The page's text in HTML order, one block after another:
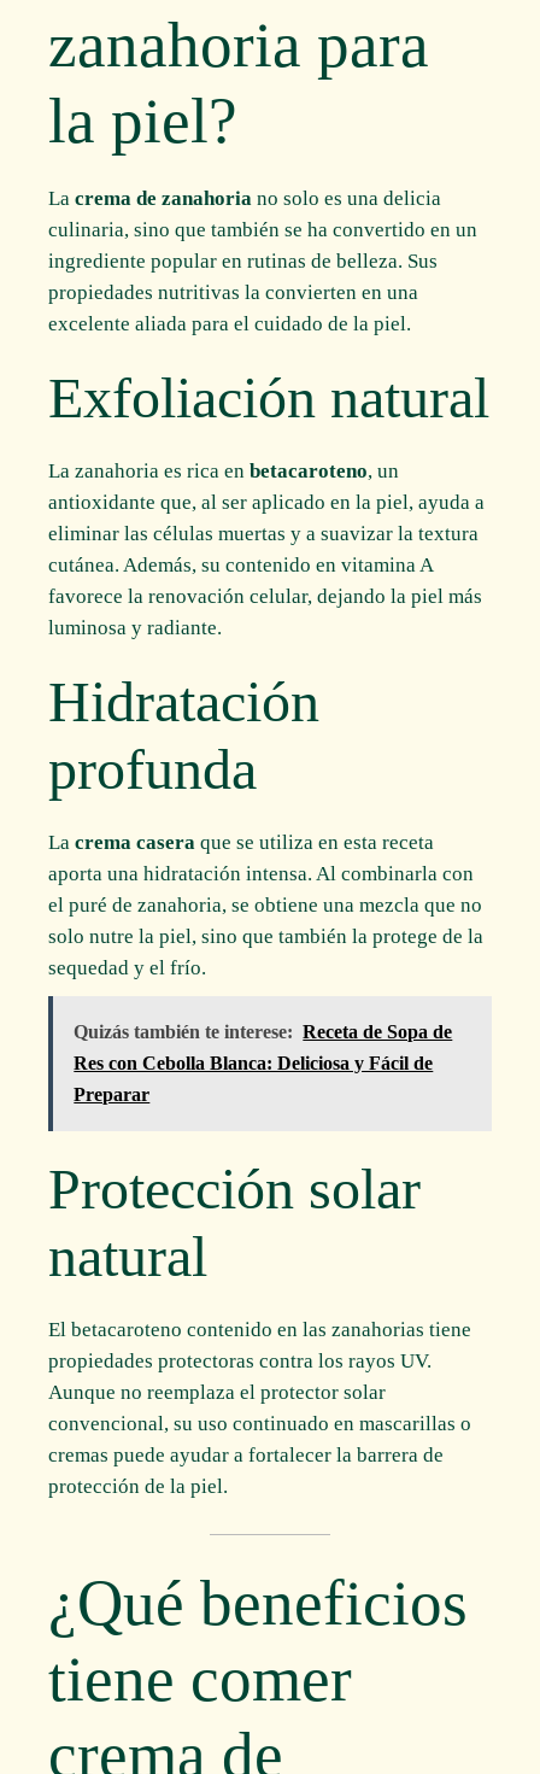
zanahoria para
la piel?
Lacrema de zanahoria no solo es una delicia
culinaria, sino que también se ha convertido en un
ingrediente popular en rutinas de belleza. Sus
propiedades nutritivas la convierten en una
excelente aliada para el cuidado de la piel.
Exfoliación natural
La zanahoria es rica enbetacaroteno, un
antioxidante que, al ser aplicado en la piel, ayuda a
eliminar las células muertas y a suavizar la textura
cutánea. Además, su contenido en vitamina A
favorece la renovación celular, dejando la piel más
luminosa y radiante.
Hidratación
profunda
Lacrema casera que se utiliza en esta receta
aporta una hidratación intensa. Al combinarla con
el puré de zanahoria, se obtiene una mezcla que no
solo nutre la piel, sino que también la protege de la
sequedad y el frío.
Quizás también te interese: Receta de Sopa de
Res con Cebolla Blanca: Deliciosa y Fácil de
Preparar
Protección solar
natural
El betacaroteno contenido en las zanahorias tiene
propiedades protectoras contra los rayos UV.
Aunque no reemplaza el protector solar
convencional, su uso continuado en mascarillas o
cremas puede ayudar a fortalecer la barrera de
protección de la piel.
¿Qué beneficios
tiene comer
crema de